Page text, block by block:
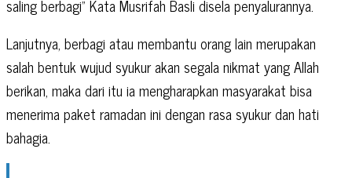
saling berbagi” Kata Musrifah Basli disela penyalurannya.
Lanjutnya, berbagi atau membantu orang lain merupakan
salah bentuk wujud syukur akan segala nikmat yang Allah
berikan, maka dari itu ia mengharapkan masyarakat bisa
menerima paket ramadan ini dengan rasa syukur dan hati
bahagia.